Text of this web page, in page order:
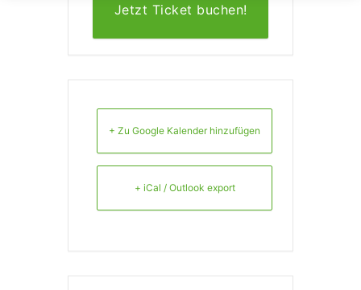
Jetzt Ticket buchen!
+ Zu Google Kalender hinzufügen
+ iCal / Outlook export